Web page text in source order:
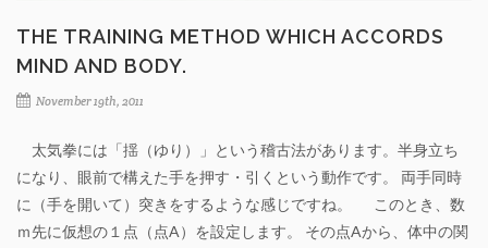
THE TRAINING METHOD WHICH ACCORDS
MIND AND BODY.
November 19th, 2011
太気拳には「揺（ゆり）」という稽古法があります。半身立ち
になり、眼前で構えた手を押す・引くという動作です。 両手同時
に（手を開いて）突きをするような感じですね。 このとき、数
ｍ先に仮想の１点（点A）を設定します。 その点Aから、体中の関